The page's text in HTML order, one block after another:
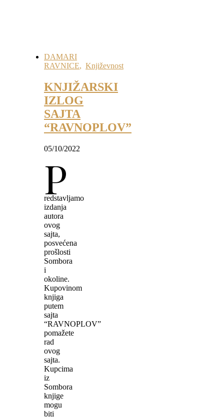
DAMARI
RAVNICE, Književnost
KNJIŽARSKI
IZLOG
SAJTA
“RAVNOPLOV”
05/10/2022
P
redstavljamo
izdanja
autora
ovog
sajta,
posvećena
prošlosti
Sombora
i
okoline.
Kupovinom
knjiga
putem
sajta
“RAVNOPLOV”
pomažete
rad
ovog
sajta.
Kupcima
iz
Sombora
knjige
mogu
biti